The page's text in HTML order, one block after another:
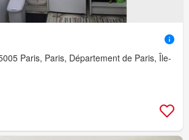
Paris, Paris, Département de Paris, Île-